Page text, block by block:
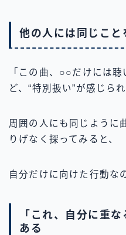
他の人には同じこと
「この曲、○○だけには
ど、“特別扱い”が感じら
周囲の人にも同じように
りげなく探ってみると、
自分だけに向けた行動な
「これ、自分に重
ある